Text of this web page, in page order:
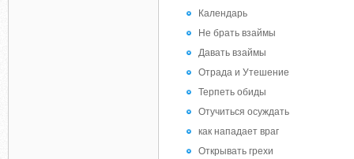
Календарь
Не брать взаймы
Давать взаймы
Отрада и Утешение
Терпеть обиды
Отучиться осуждать
как нападает враг
Открывать грехи